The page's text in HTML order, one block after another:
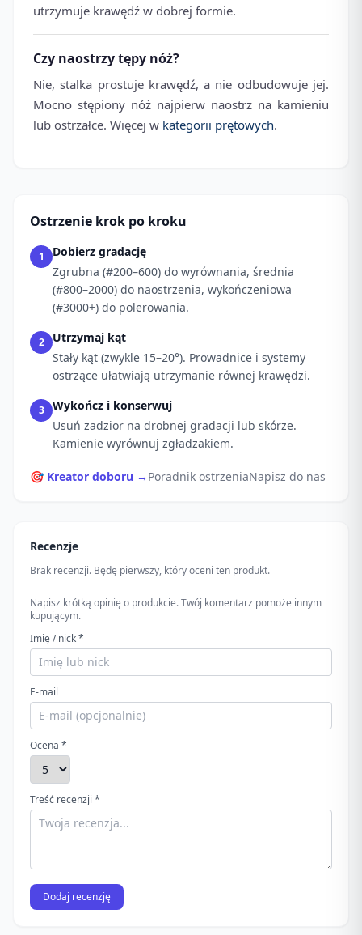
utrzymuje krawędź w dobrej formie.
Czy naostrzy tępy nóż?
Nie, stalka prostuje krawędź, a nie odbudowuje jej.
Mocno stępiony nóż najpierw naostrz na kamieniu
lub ostrzałce. Więcej w kategorii prętowych.
Ostrzenie krok po kroku
1
Dobierz gradację
Zgrubna (#200–600) do wyrównania, średnia
(#800–2000) do naostrzenia, wykończeniowa
(#3000+) do polerowania.
2
Utrzymaj kąt
Stały kąt (zwykle 15–20°). Prowadnice i systemy
ostrzące ułatwiają utrzymanie równej krawędzi.
3
Wykończ i konserwuj
Usuń zadzior na drobnej gradacji lub skórze.
Kamienie wyrównuj zgładzakiem.
🎯 Kreator doboru → Poradnik ostrzeniaNapisz do nas
Recenzje
Brak recenzji. Będę pierwszy, który oceni ten produkt.
Napisz krótką opinię o produkcie. Twój komentarz pomoże innym
kupującym.
Imię / nick *
E-mail
Ocena *
Treść recenzji *
Dodaj recenzję